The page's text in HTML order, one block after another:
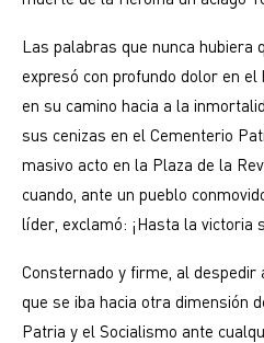
Las palabras que nunca hubiera
expresó con profundo dolor en
en su camino hacia a la
sus cenizas en el Cementerio
masivo acto en la Plaza de la
cuando, ante un pueblo
líder, exclamó: ¡Hasta la victoria
Consternado y firme, al despedir
que se iba hacia otra dimensión
Patria y el Socialismo ante